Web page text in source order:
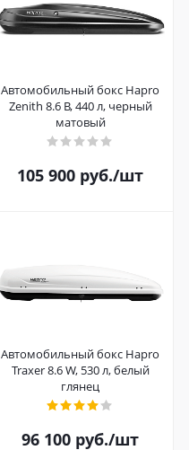
Автомобильный бокс Hapro
Zenith 8.6 B, 440 л, черный
матовый
105 900 руб./шт
Автомобильный бокс Hapro
Traxer 8.6 W, 530 л, белый
глянец
96 100 руб./шт